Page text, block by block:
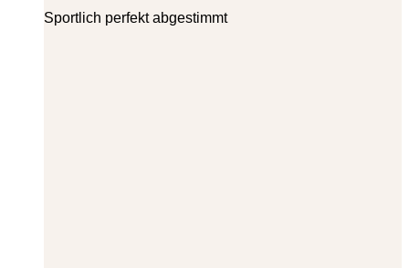
Sportlich perfekt abgestimmt